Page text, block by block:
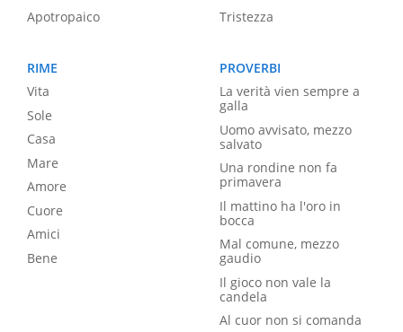
Apotropaico
Tristezza
RIME
Vita
Sole
Casa
Mare
Amore
Cuore
Amici
Bene
PROVERBI
La verità vien sempre a
galla
Uomo avvisato, mezzo
salvato
Una rondine non fa
primavera
Il mattino ha l'oro in
bocca
Mal comune, mezzo
gaudio
Il gioco non vale la
candela
Al cuor non si comanda